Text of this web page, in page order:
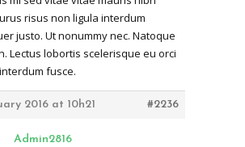
risus non ligula interdum
justo. Ut nonummy nec. Natoque
Lectus lobortis scelerisque eu orci
fusce.
2016 at 10h21 #2236
Admin2816